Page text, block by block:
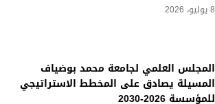
8 يوليو، 2026
المجلس العلمي لجامعة محمد بوضياف
المسيلة يصادق على المخطط الاستراتيجي
للمؤسسة 2026-2030